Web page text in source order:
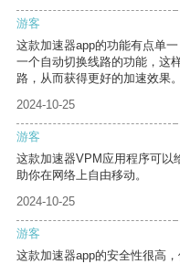
游客
这款加速器app的功能有点单
一个自动切换线路的功能，这
路，从而获得更好的加速效果。
2024-10-25
游客
这款加速器VPM应用程序可以
助你在网络上自由移动。
2024-10-25
游客
这款加速器app的安全性很高